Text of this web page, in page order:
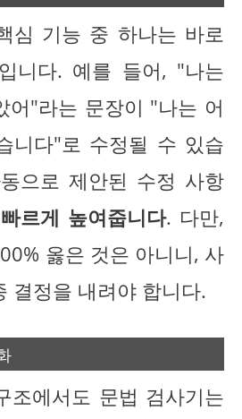
심 기능 중 하나는 바로
니다. 예를 들어, "나는
어"라는 문장이 "나는 어
니다"로 수정될 수 있습
으로 제안된 수정 사항
르게 높여줍니다. 다만,
옳은 것은 아니니, 사
결정을 내려야 합니다.
조에서도 문법 검사기는